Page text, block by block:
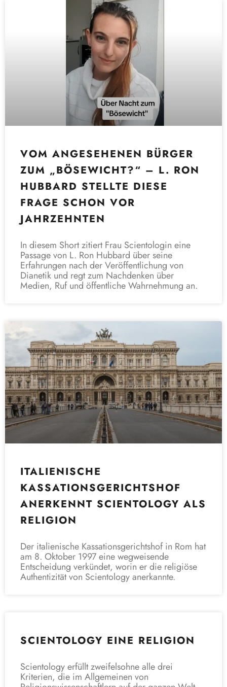
VOM ANGESEHENEN BÜRGER
ZUM „BÖSEWICHT?“ – L. RON
HUBBARD STELLTE DIESE
FRAGE SCHON VOR
JAHRZEHNTEN
In diesem Short zitiert Frau Scientologin eine
Passage von L. Ron Hubbard über seine
Erfahrungen nach der Veröffentlichung von
Dianetik und regt zum Nachdenken über
Medien, Ruf und öffentliche Wahrnehmung an.
ITALIENISCHE
KASSATIONSGERICHTSHOF
ANERKENNT SCIENTOLOGY ALS
RELIGION
Der italienische Kassationsgerichtshof in Rom hat
am 8. Oktober 1997 eine wegweisende
Entscheidung verkündet, worin er die religiöse
Authentizität von Scientology anerkannte.
SCIENTOLOGY EINE RELIGION
Scientology erfüllt zweifelsohne alle drei
Kriterien, die im Allgemeinen von